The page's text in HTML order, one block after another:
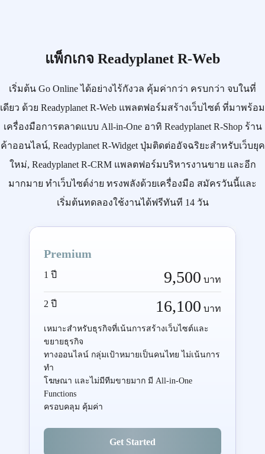
แพ็กเกจ Readyplanet R-Web
เริ่มต้น Go Onlineได้อย่างไร้กังวล คุ้มค่ากว่า ครบกว่า จบในที่
เดียว ด้วย Readyplanet R-Web แพลตฟอร์มสร้างเว็บไซต์ ที่มาพร้อม
เครื่องมือการตลาดแบบ All-in-Oneอาทิ Readyplanet R-Shopร้าน
ค้าออนไลน์, Readyplanet R-Widgetปุ่มติดต่ออัจฉริยะสำหรับเว็บยุค
ใหม่, Readyplanet R-CRMแพลตฟอร์มบริหารงานขาย และอีก
มากมาย ทำเว็บไซต์ง่าย ทรงพลังด้วยเครื่องมือ สมัครวันนี้และ
เริ่มต้นทดลองใช้งานได้ฟรีทันที 14 วัน
Premium
1 ปี 9,500 บาท
2 ปี 16,100 บาท
เหมาะสำหรับธุรกิจที่เน้นการสร้างเว็บไซต์และ
ขยายธุรกิจ
ทางออนไลน์ กลุ่มเป้าหมายเป็นคนไทย ไม่เน้นการ
ทำ
โฆษณา และไม่มีทีมขายมาก มี All-in-One
Functions
ครอบคลุม คุ้มค่า
Get Started